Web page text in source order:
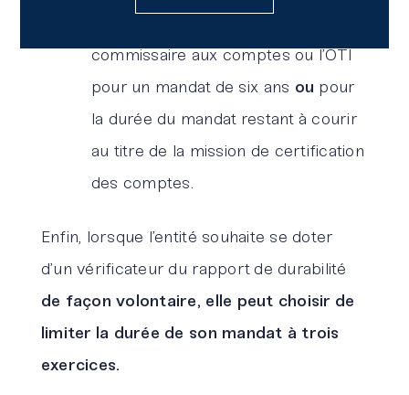
commissaire aux comptes ou l’OTI
pour un mandat de six ans ou pour
la durée du mandat restant à courir
au titre de la mission de certification
des comptes.
Enfin, lorsque l’entité souhaite se doter
d’un vérificateur du rapport de durabilité
de façon volontaire, elle peut choisir de
limiter la durée de son mandat à trois
exercices.